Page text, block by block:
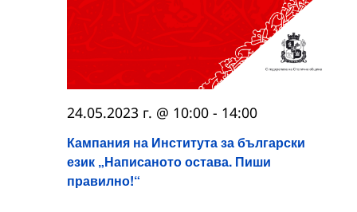
Кампания на Института за български
език „Написаното остава. Пиши
правилно!“
24.05.2023 г. @ 10:00 - 14:00